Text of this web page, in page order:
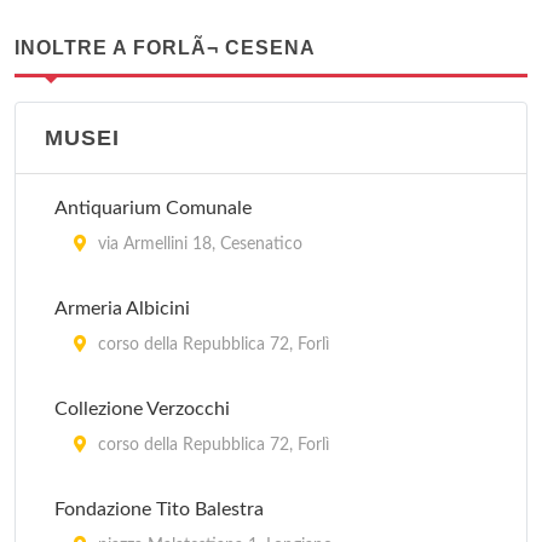
INOLTRE A FORLÃ¬ CESENA
MUSEI
Antiquarium Comunale
via Armellini 18, Cesenatico
Armeria Albicini
corso della Repubblica 72, Forlì
Collezione Verzocchi
corso della Repubblica 72, Forlì
Fondazione Tito Balestra